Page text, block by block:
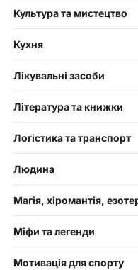
Культура та мистецтво
Кухня
Лікувальні засоби
Література та книжки
Логістика та транспорт
Людина
Магія, хіромантія,
Міфи та легенди
Мотивація для спорту